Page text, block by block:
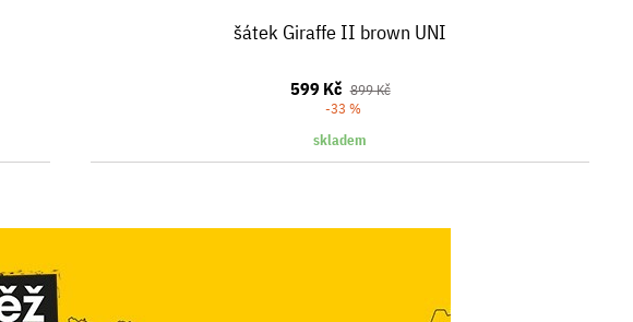
šátek Giraffe II brown UNI
599 Kč 899 Kč
-33 %
skladem